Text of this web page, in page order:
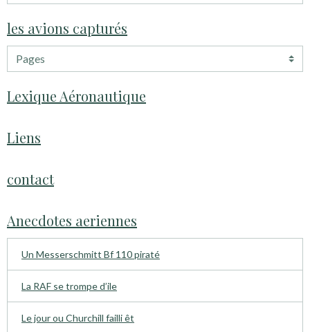
les avions capturés
Lexique Aéronautique
Liens
contact
Anecdotes aeriennes
Un Messerschmitt Bf 110 piraté
La RAF se trompe d’ile
Le jour ou Churchill failli êt